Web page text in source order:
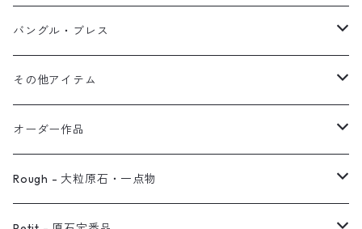
オブジェ
イヤーカフ
ぶら下がりイヤーカフ
2連イヤーカフ
イヤリング対応
ノンホールピアス
バングル・ブレス
ブレスレット
バングル
その他アイテム
ブローチ
ヘアアクセサリー
オーダー作品
リング
Rough - 大粒原石・一点物